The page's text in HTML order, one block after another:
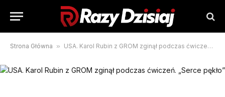
Strona Główna » USA. Karol Rubin z GROM zginął podczas ćwiczeń. „Serce pękło”